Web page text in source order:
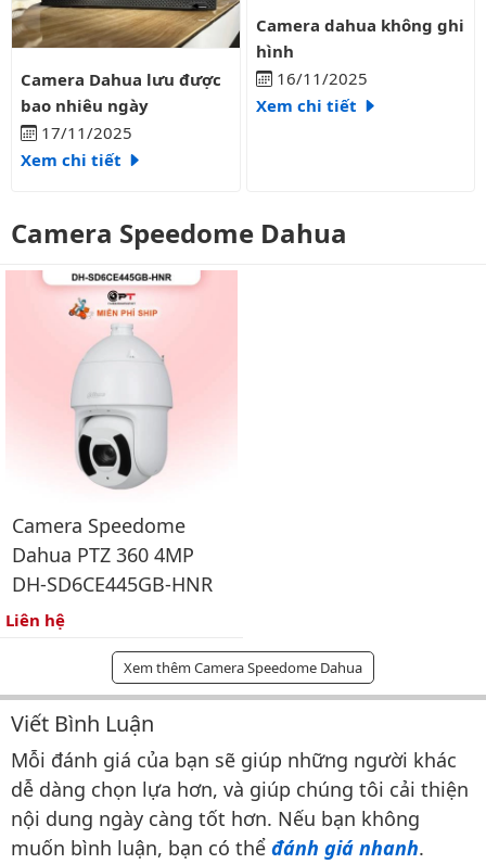
Camera Dahua lưu được bao nhiêu ngày
Camera Dahua lưu được
bao nhiêu ngày
17/11/2025
Xem chi tiết
Camera dahua không ghi hình
Camera dahua không ghi
hình
16/11/2025
Xem chi tiết
Camera Speedome Dahua
Camera Speedome
Dahua PTZ 360 4MP
DH-SD6CE445GB-HNR
Liên hệ
Xem thêm Camera Speedome Dahua
Bình luận & Đánh giá
Viết Bình Luận
Mỗi đánh giá của bạn sẽ giúp những người khác
dễ dàng chọn lựa hơn, và giúp chúng tôi cải thiện
nội dung ngày càng tốt hơn. Nếu bạn không
muốn bình luận, bạn có thể đánh giá nhanh.